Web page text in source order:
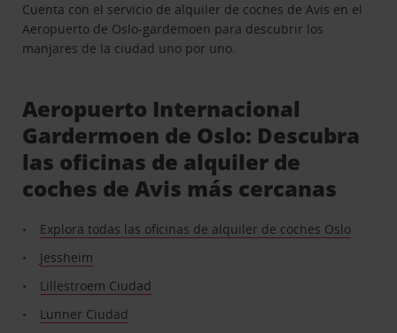
Cuenta con el servicio de alquiler de coches de Avis en el
Aeropuerto de Oslo-gardemoen para descubrir los
manjares de la ciudad uno por uno.
Aeropuerto Internacional
Gardermoen de Oslo: Descubra
las oficinas de alquiler de
coches de Avis más cercanas
Explora todas las oficinas de alquiler de coches Oslo
Jessheim
Lillestroem Ciudad
Lunner Ciudad